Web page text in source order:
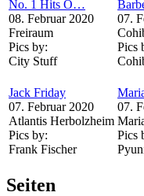
No. 1 Hits O…
08. Februar 2020
Freiraum
Pics by:
City Stuff
07.
Pics
Jack Friday
07. Februar 2020
Atlantis Herbolzheim
Pics by:
Frank Fischer
07.
Pics
Seiten